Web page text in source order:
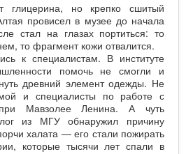
глицерина, но крепко сшитый
провисел в музее до начала
стал на глазах портиться: то
то фрагмент кожи отвалится.
к специалистам. В институте
помочь не смогли и
древний элемент одежды. Не
и специалисты по работе с
Мавзолее Ленина. А чуть
из МГУ обнаружил причину
халата — его стали пожирать
которые тысячи лет спали в